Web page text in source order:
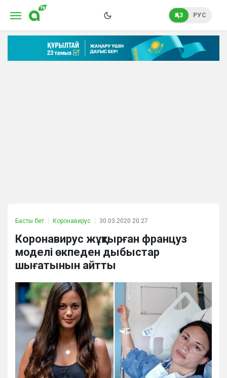
ҚАЗ РУС
Басты бет Коронавирус 30.03.2020 20:27
Коронавирус жұқтырған француз
моделі өкпеден дыбыстар
шығатынын айтты